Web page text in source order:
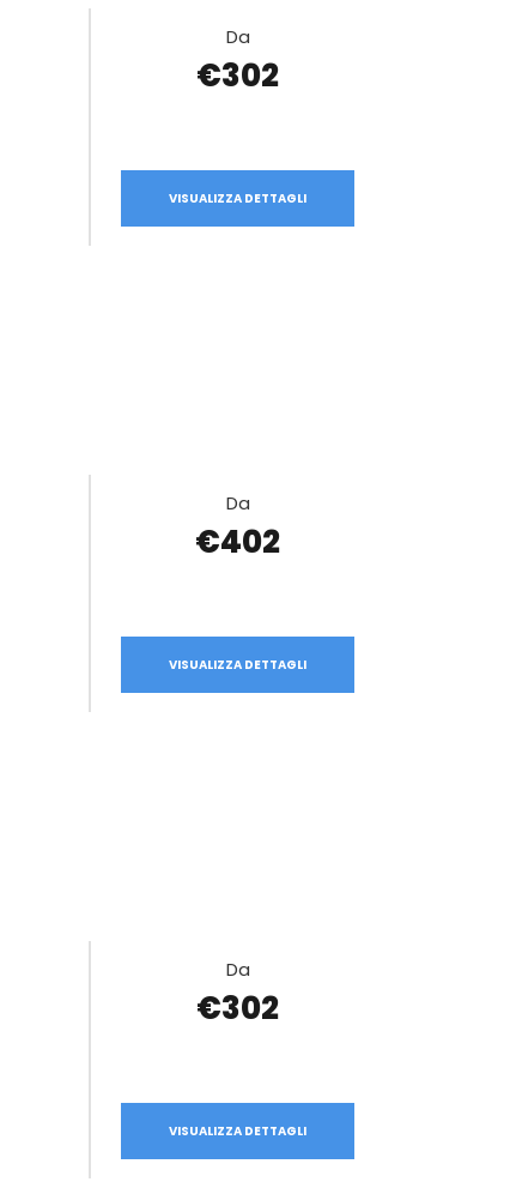
Da
€302
VISUALIZZA DETTAGLI
Da
€402
VISUALIZZA DETTAGLI
Da
€302
VISUALIZZA DETTAGLI